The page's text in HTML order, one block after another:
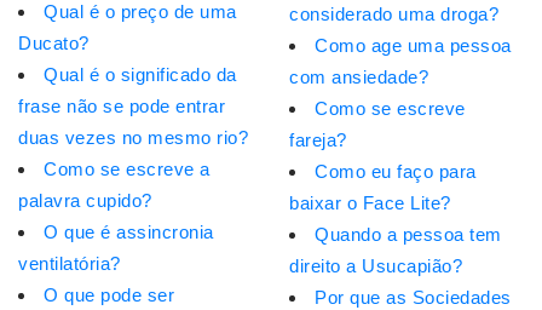
Qual é o preço de uma
Ducato?
Qual é o significado da
frase não se pode entrar
duas vezes no mesmo rio?
Como se escreve a
palavra cupido?
O que é assincronia
ventilatória?
O que pode ser
considerado uma droga?
Como age uma pessoa
com ansiedade?
Como se escreve
fareja?
Como eu faço para
baixar o Face Lite?
Quando a pessoa tem
direito a Usucapião?
Por que as Sociedades